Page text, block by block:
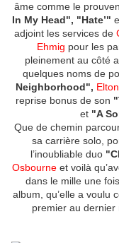
âme comme le
In My Head", "Hate’"
adjoint les services de
Ehmig pour les
pleinement au côté
quelques noms de
Neighborhood",
reprise bonus de son
et "A
Que de chemin
sa carrière solo,
l’inoubliable duo
Osbourneet voilà
dans le mille une
album, qu’elle a voulu
premier au